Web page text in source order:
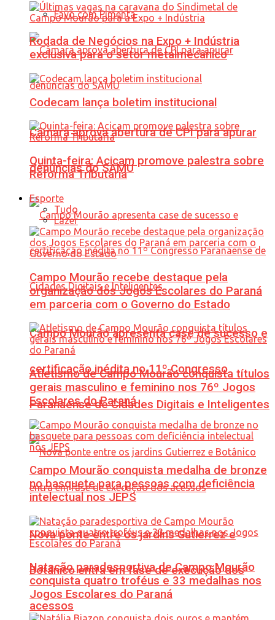
Favo com Pimenta
Câmara aprova abertura de CPI para apurar
denúncias do SAMU
Campo Mourão apresenta case de sucesso e
certificação inédita no 11º Congresso
Paranaense de Cidades Digitais e Inteligentes
Nova ponte entre os jardins Gutierrez e
Botânico entra em fase de execução dos
acessos
Rodada de Negócios na Expo + Indústria
exclusiva para o setor metalmecânico
Codecam lança boletim institucional
Quinta-feira: Acicam promove palestra sobre
Reforma Tributária
Esporte
Tudo
Lazer
Campo Mourão recebe destaque pela
organização dos Jogos Escolares do Paraná
em parceria com o Governo do Estado
Atletismo de Campo Mourão conquista títulos
gerais masculino e feminino nos 76º Jogos
Escolares do Paraná
Campo Mourão conquista medalha de bronze
no basquete para pessoas com deficiência
intelectual nos JEPS
Natação paradesportiva de Campo Mourão
conquista quatro troféus e 33 medalhas nos
Jogos Escolares do Paraná